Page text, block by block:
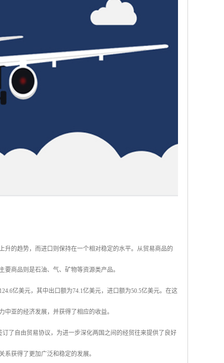
的趋势，而进口则保持在一个相对稳定的水平。从贸易商品的
商品则是石油、气、矿物等资源类产品。
亿美元，其中出口额为74.1亿美元，进口额为50.5亿美元。在这
亚的经济发展，并获得了相应的收益。
了自由贸易协议，为进一步深化两国之间的经贸往来提供了良好
获得了更加广泛和稳定的发展。